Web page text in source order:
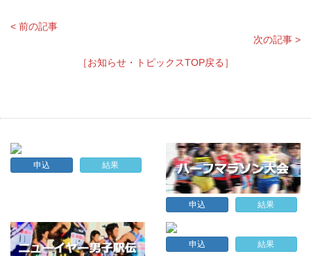
< 前の記事
次の記事 >
［お知らせ・トピックスTOP戻る］
申込 結果
申込 結果
申込 結果